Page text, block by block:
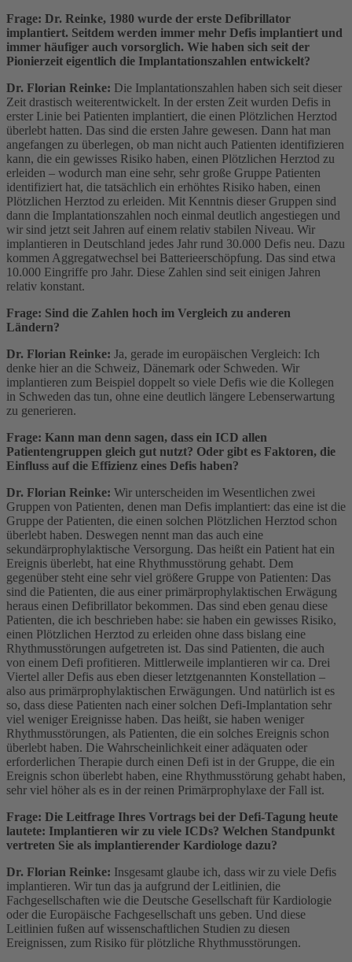
Frage: Dr. Reinke, 1980 wurde der erste Defibrillator
implantiert. Seitdem werden immer mehr Defis implantiert und
immer häufiger auch vorsorglich. Wie haben sich seit der
Pionierzeit eigentlich die Implantationszahlen entwickelt?
Dr. Florian Reinke: Die Implantationszahlen haben sich seit dieser
Zeit drastisch weiterentwickelt. In der ersten Zeit wurden Defis in
erster Linie bei Patienten implantiert, die einen Plötzlichen Herztod
überlebt hatten. Das sind die ersten Jahre gewesen. Dann hat man
angefangen zu überlegen, ob man nicht auch Patienten identifizieren
kann, die ein gewisses Risiko haben, einen Plötzlichen Herztod zu
erleiden – wodurch man eine sehr, sehr große Gruppe Patienten
identifiziert hat, die tatsächlich ein erhöhtes Risiko haben, einen
Plötzlichen Herztod zu erleiden. Mit Kenntnis dieser Gruppen sind
dann die Implantationszahlen noch einmal deutlich angestiegen und
wir sind jetzt seit Jahren auf einem relativ stabilen Niveau. Wir
implantieren in Deutschland jedes Jahr rund 30.000 Defis neu. Dazu
kommen Aggregatwechsel bei Batterieerschöpfung. Das sind etwa
10.000 Eingriffe pro Jahr. Diese Zahlen sind seit einigen Jahren
relativ konstant.
Frage: Sind die Zahlen hoch im Vergleich zu anderen
Ländern?
Dr. Florian Reinke: Ja, gerade im europäischen Vergleich: Ich
denke hier an die Schweiz, Dänemark oder Schweden. Wir
implantieren zum Beispiel doppelt so viele Defis wie die Kollegen
in Schweden das tun, ohne eine deutlich längere Lebenserwartung
zu generieren.
Frage: Kann man denn sagen, dass ein ICD allen
Patientengruppen gleich gut nutzt? Oder gibt es Faktoren, die
Einfluss auf die Effizienz eines Defis haben?
Dr. Florian Reinke: Wir unterscheiden im Wesentlichen zwei
Gruppen von Patienten, denen man Defis implantiert: das eine ist die
Gruppe der Patienten, die einen solchen Plötzlichen Herztod schon
überlebt haben. Deswegen nennt man das auch eine
sekundärprophylaktische Versorgung. Das heißt ein Patient hat ein
Ereignis überlebt, hat eine Rhythmusstörung gehabt. Dem
gegenüber steht eine sehr viel größere Gruppe von Patienten: Das
sind die Patienten, die aus einer primärprophylaktischen Erwägung
heraus einen Defibrillator bekommen. Das sind eben genau diese
Patienten, die ich beschrieben habe: sie haben ein gewisses Risiko,
einen Plötzlichen Herztod zu erleiden ohne dass bislang eine
Rhythmusstörungen aufgetreten ist. Das sind Patienten, die auch
von einem Defi profitieren. Mittlerweile implantieren wir ca. Drei
Viertel aller Defis aus eben dieser letztgenannten Konstellation –
also aus primärprophylaktischen Erwägungen. Und natürlich ist es
so, dass diese Patienten nach einer solchen Defi-Implantation sehr
viel weniger Ereignisse haben. Das heißt, sie haben weniger
Rhythmusstörungen, als Patienten, die ein solches Ereignis schon
überlebt haben. Die Wahrscheinlichkeit einer adäquaten oder
erforderlichen Therapie durch einen Defi ist in der Gruppe, die ein
Ereignis schon überlebt haben, eine Rhythmusstörung gehabt haben,
sehr viel höher als es in der reinen Primärprophylaxe der Fall ist.
Frage: Die Leitfrage Ihres Vortrags bei der Defi-Tagung heute
lautete: Implantieren wir zu viele ICDs? Welchen Standpunkt
vertreten Sie als implantierender Kardiologe dazu?
Dr. Florian Reinke: Insgesamt glaube ich, dass wir zu viele Defis
implantieren. Wir tun das ja aufgrund der Leitlinien, die
Fachgesellschaften wie die Deutsche Gesellschaft für Kardiologie
oder die Europäische Fachgesellschaft uns geben. Und diese
Leitlinien fußen auf wissenschaftlichen Studien zu diesen
Ereignissen, zum Risiko für plötzliche Rhythmusstörungen.